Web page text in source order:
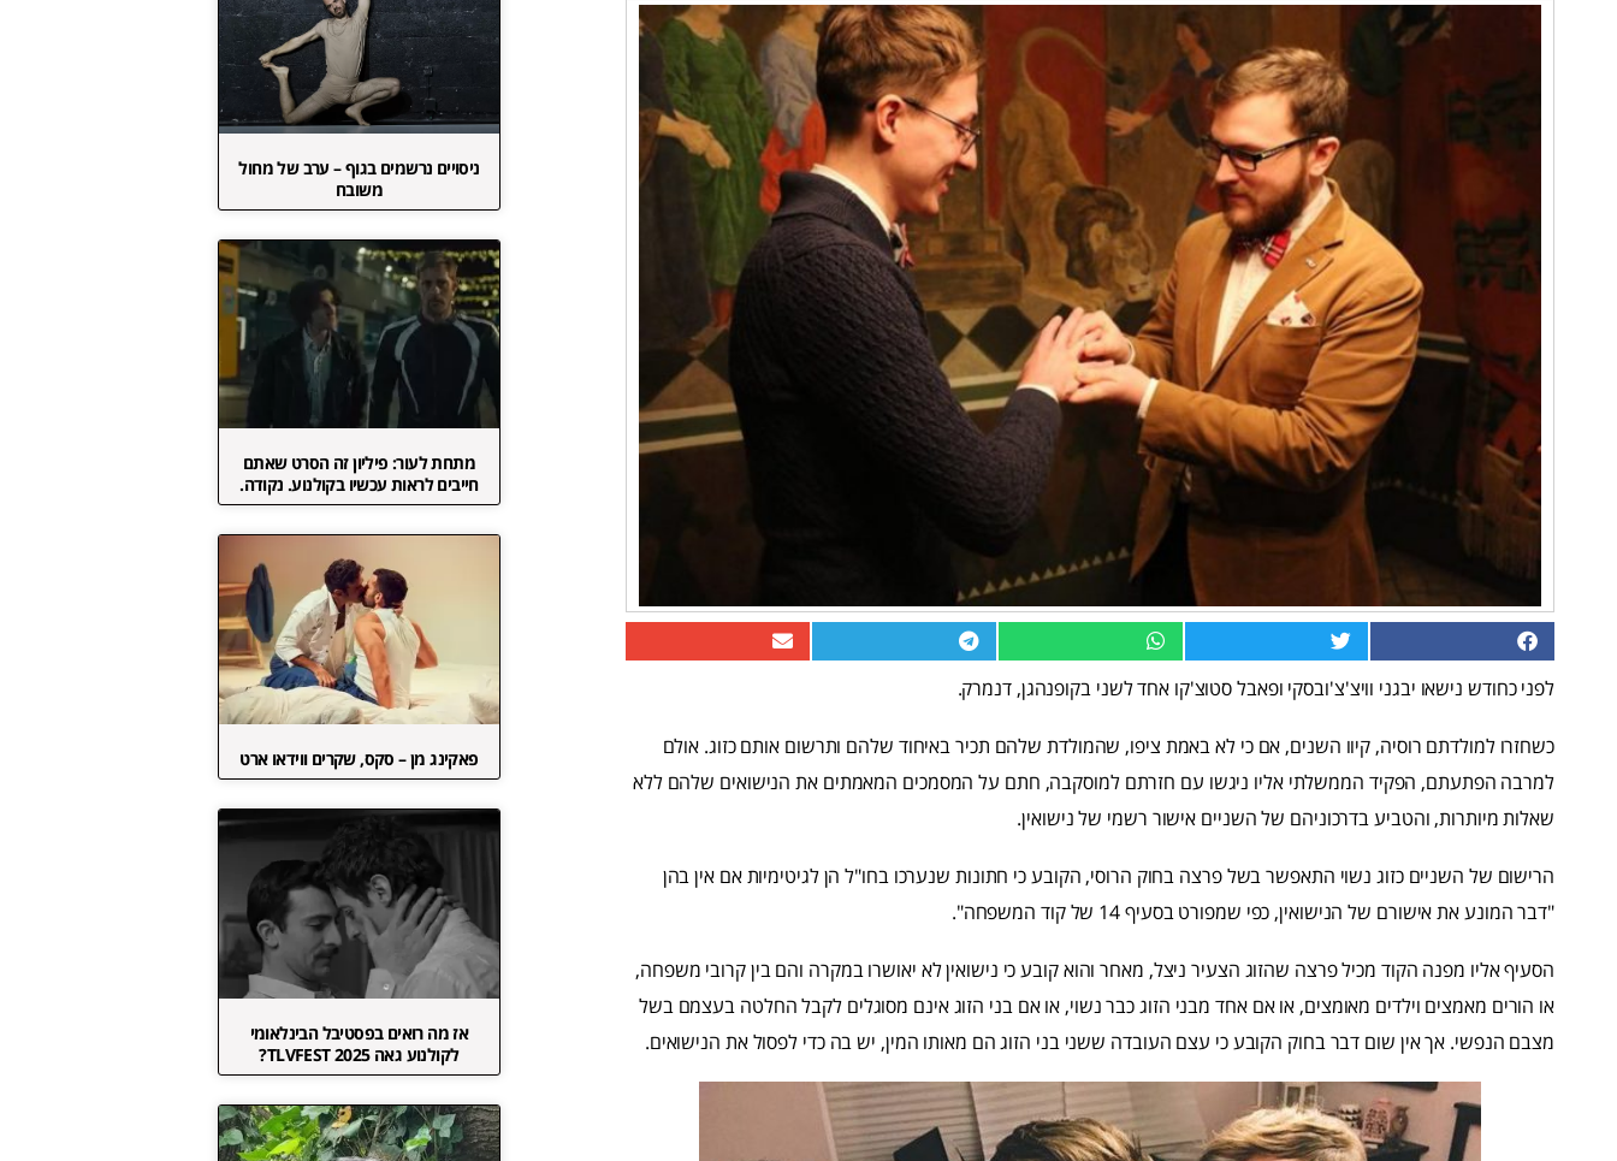
לפני כחודש נישאו יבגני וויצ'צ'ובסקי ופאבל סטוצ'קו אחד לשני בקופנהגן, דנמרק.
כשחזרו למולדתם רוסיה, קיוו השנים, אם כי לא באמת ציפו, שהמולדת שלהם תכיר באיחוד שלהם ותרשום אותם כזוג. אולם
למרבה הפתעתם, הפקיד הממשלתי אליו ניגשו עם חזרתם למוסקבה, חתם על המסמכים המאמתים את הנישואים שלהם ללא
שאלות מיותרות, והטביע בדרכוניהם של השניים אישור רשמי של נישואין.
הרישום של השניים כזוג נשוי התאפשר בשל פרצה בחוק הרוסי, הקובע כי חתונות שנערכו בחו"ל הן לגיטימיות אם אין בהן
"דבר המונע את אישורם של הנישואין, כפי שמפורט בסעיף 14 של קוד המשפחה".
הסעיף אליו מפנה הקוד מכיל פרצה שהזוג הצעיר ניצל, מאחר והוא קובע כי נישואין לא יאושרו במקרה והם בין קרובי משפחה,
או הורים מאמצים וילדים מאומצים, או אם אחד מבני הזוג כבר נשוי, או אם בני הזוג אינם מסוגלים לקבל החלטה בעצמם בשל
מצבם הנפשי. אך אין שום דבר בחוק הקובע כי עצם העובדה ששני בני הזוג הם מאותו המין, יש בה כדי לפסול את הנישואים.
ניסויים נרשמים בגוף – ערב של מחול
משובח
מתחת לעור: פיליון זה הסרט שאתם
חייבים לראות עכשיו בקולנוע. נקודה.
פאקינג מן – סקס, שקרים ווידאו ארט
אז מה רואים בפסטיבל הבינלאומי
לקולנוע גאה TLVFEST 2025?